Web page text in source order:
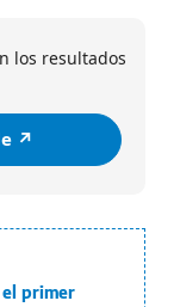
los resultados
↗️
el primer